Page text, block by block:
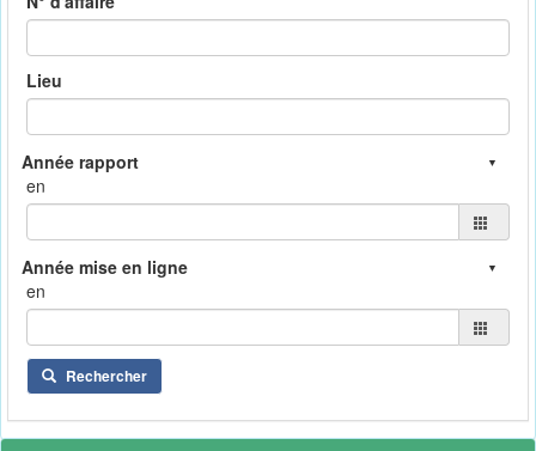
Lieu
en
en
Rechercher